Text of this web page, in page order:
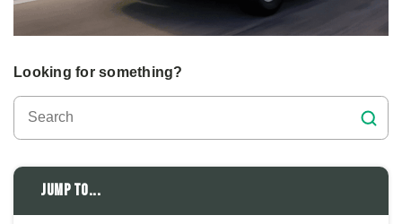
Looking for something?
Jump to...